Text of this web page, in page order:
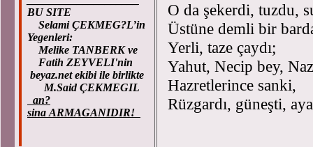
BU SITE
Selami ÇEKMEG?L’in
Yegenleri:
Melike TANBERK ve
Fatih ZEYVELI'nin
beyaz.net ekibi ile birlikte
M.Said ÇEKMEGIL
an?
sina ARMAGANIDIR!
O da şekerdi, tuzdu,
Üstüne demli bir
Yerli, taze çaydı;
Yahut, Necip bey,
Hazretlerince sanki,
Rüzgardı, güneşti,